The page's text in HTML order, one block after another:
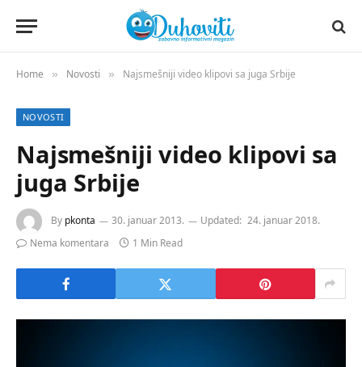
Home » Novosti » Najsmešniji video klipovi sa juga Srbije
NOVOSTI
Najsmešniji video klipovi sa
juga Srbije
By pkonta 30. januar 2013. Updated: 24. januar 2018.
Nema komentara
1 Min Read